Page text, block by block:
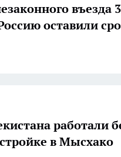
въезда
оставили
работали
в Мысхако